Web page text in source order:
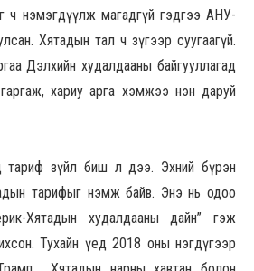
ч нэмэгдүүлж магадгүй гэдгээ АНУ-
Хятадын тал ч зүгээр суугаагүй.
Дэлхийн худалдааны байгууллагад
хариу арга хэмжээ нэн даруй
тариф зүйл биш л дээ. Эхний бүрэн
тарифыг нэмж байв. Энэ нь одоо
Хятадын худалдааны дайн” гэж
Тухайн үед 2018 оны нэгдүгээр